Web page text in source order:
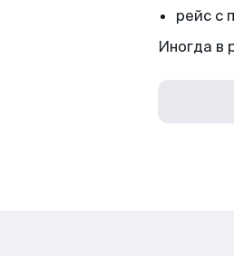
рейс с
Иногда в